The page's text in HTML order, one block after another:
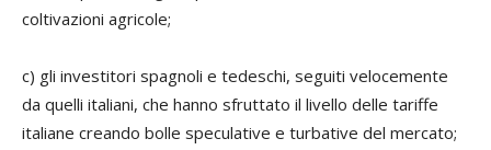
coltivazioni agricole;
c) gli investitori spagnoli e tedeschi, seguiti velocemente
da quelli italiani, che hanno sfruttato il livello delle tariffe
italiane creando bolle speculative e turbative del mercato;